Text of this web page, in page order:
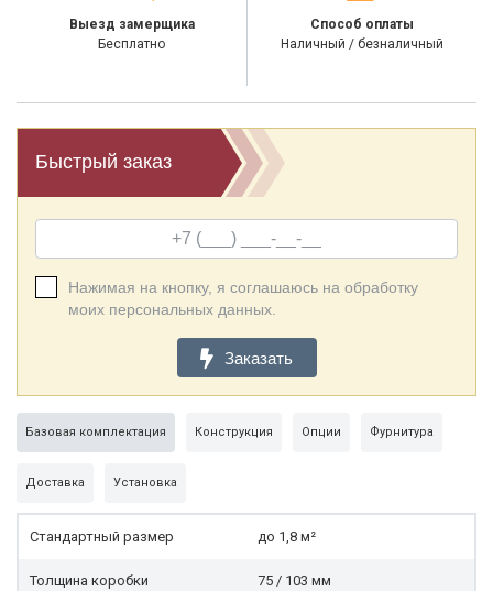
Выезд замерщика
Бесплатно
Способ оплаты
Наличный / безналичный
Быстрый заказ
Нажимая на кнопку, я соглашаюсь на обработку
моих персональных данных.
Заказать
Базовая комплектация Конструкция Опции Фурнитура
Доставка Установка
Стандартный размер до 1,8 м²
Толщина коробки 75 / 103 мм